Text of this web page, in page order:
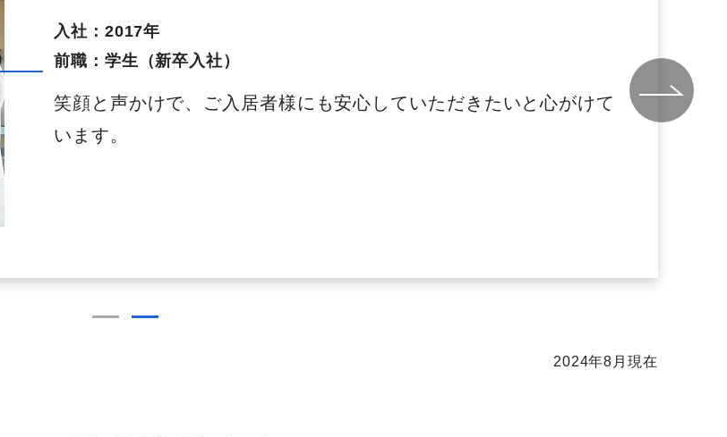
入社： 2017年
前職： 学生（新卒入社）
笑顔と声かけで、ご入居者様にも安心していただきたいと心がけて
います。
2024年8月現在